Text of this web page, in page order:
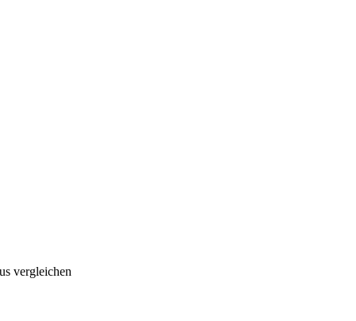
vergleichen